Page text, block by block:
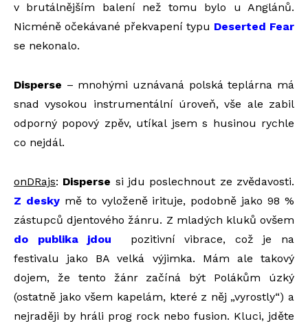
v brutálnějším balení než tomu bylo u Anglánů.
Nicméně očekávané překvapení typu Deserted Fear
se nekonalo.
Disperse – mnohými uznávaná polská teplárna má
snad vysokou instrumentální úroveň, vše ale zabil
odporný popový zpěv, utíkal jsem s husinou rychle
co nejdál.
onDRajs: Disperse si jdu poslechnout ze zvědavosti.
Z deskymě to vyloženě irituje, podobně jako 98 %
zástupců djentového žánru. Z mladých kluků ovšem
do publika jdou
pozitivní vibrace, což je na
festivalu jako BA velká výjimka. Mám ale takový
dojem, že tento žánr začíná být Polákům úzký
(ostatně jako všem kapelám, které z něj „vyrostly“) a
nejraději by hráli prog rock nebo fusion. Kluci, jděte